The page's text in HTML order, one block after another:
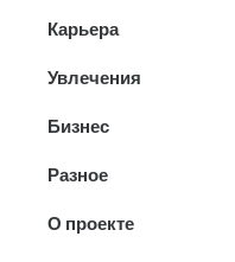
Карьера
Увлечения
Бизнес
Разное
О проекте